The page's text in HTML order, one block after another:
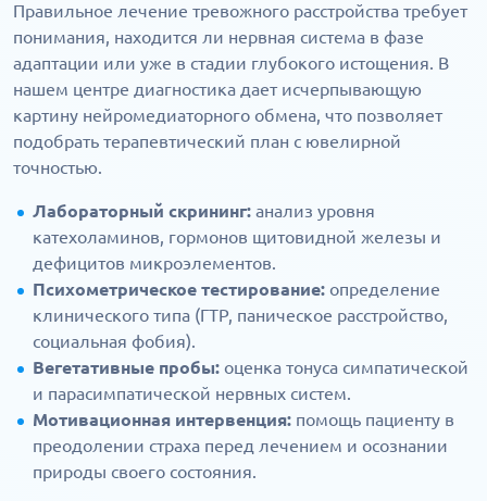
Правильное лечение тревожного расстройства требует
понимания, находится ли нервная система в фазе
адаптации или уже в стадии глубокого истощения. В
нашем центре диагностика дает исчерпывающую
картину нейромедиаторного обмена, что позволяет
подобрать терапевтический план с ювелирной
точностью.
Лабораторный скрининг: анализ уровня
катехоламинов, гормонов щитовидной железы и
дефицитов микроэлементов.
Психометрическое тестирование: определение
клинического типа (ГТР, паническое расстройство,
социальная фобия).
Вегетативные пробы: оценка тонуса симпатической
и парасимпатической нервных систем.
Мотивационная интервенция: помощь пациенту в
преодолении страха перед лечением и осознании
природы своего состояния.